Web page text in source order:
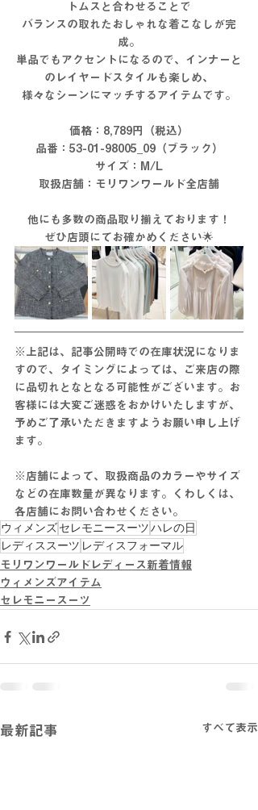
トムスと合わせることで
バランスの取れたおしゃれな着こなしが完
成。
単品でもアクセントになるので、インナーと
のレイヤードスタイルも楽しめ、
様々なシーンにマッチするアイテムです。
価格：8,789円（税込）
品番：53-01-98005_09（ブラック）
サイズ：M/L
取扱店舗：モリワンワールド全店舗
他にも多数の商品取り揃えております！
ぜひ店頭にてお確かめください🌟
※上記は、記事公開時での在庫状況になりま
すので、タイミングによっては、ご来店の際
に品切れとな となる 可能性がございます。お
客様には大変ご迷惑をおかけいたしますが、
予めご了承いただきますようお願い申し上げ
ます。
※店舗によって、取扱商品のカラーやサイズ
などの在庫数量が異なります。くわしくは、
各店舗にお問い合わせください。
ウィメンズセレモニースーツハレの日
レディススーツ レディスフォーマル
モリワンワールドレディース新着情報
ウィメンズアイテム
セレモニースーツ
最新記事 すべて表示